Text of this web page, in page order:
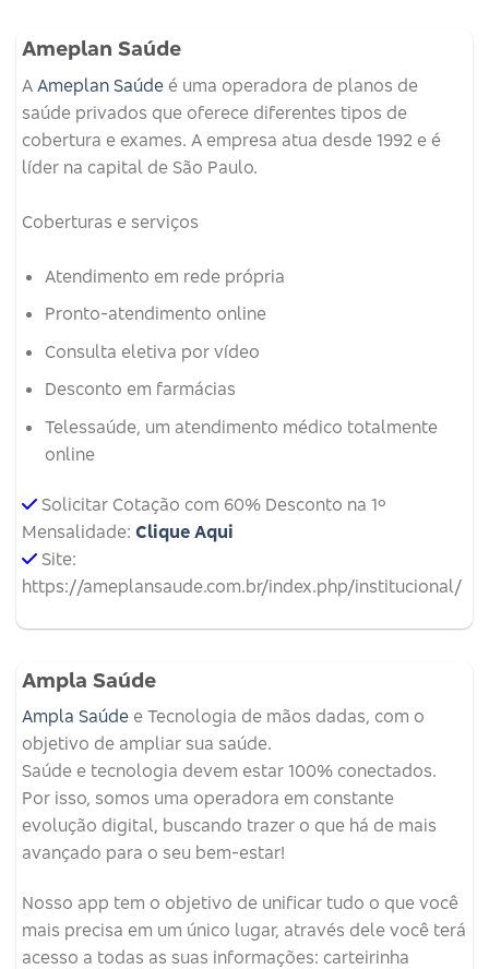
Ameplan Saúde
A Ameplan Saúde é uma operadora de planos de
saúde privados que oferece diferentes tipos de
cobertura e exames. A empresa atua desde 1992 e é
líder na capital de São Paulo.
Coberturas e serviços
Atendimento em rede própria
Pronto-atendimento online
Consulta eletiva por vídeo
Desconto em farmácias
Telessaúde, um atendimento médico totalmente
online
Solicitar Cotação com 60% Desconto na 1º
Mensalidade: Clique Aqui
Site:
https://ameplansaude.com.br/index.php/institucional/
Ampla Saúde
Ampla Saúde e Tecnologia de mãos dadas, com o
objetivo de ampliar sua saúde.
Saúde e tecnologia devem estar 100% conectados.
Por isso, somos uma operadora em constante
evolução digital, buscando trazer o que há de mais
avançado para o seu bem-estar!
Nosso app tem o objetivo de unificar tudo o que você
mais precisa em um único lugar, através dele você terá
acesso a todas as suas informações: carteirinha